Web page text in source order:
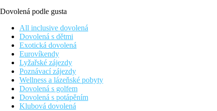
Dovolená podle gusta
All inclusive dovolená
Dovolená s dětmi
Exotická dovolená
Eurovíkendy
Lyžařské zájezdy
Poznávací zájezdy
Wellness a lázeňské pobyty
Dovolená s golfem
Dovolená s potápěním
Klubová dovolená